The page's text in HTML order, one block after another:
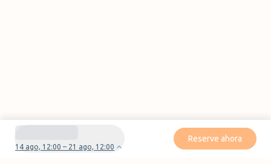
14 ago, 12:00 – 21 ago, 12:00
Reserve ahora